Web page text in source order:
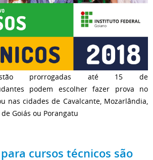
prorrogadas até 15 de
podem escolher fazer prova no
nas cidades de Cavalcante, Mozarlândia,
Goiás ou Porangatu
cursos técnicos são